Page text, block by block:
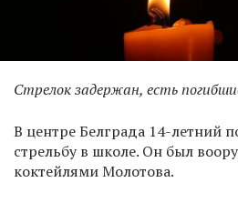
Стрелок задержан, есть
В центре Белграда 14-летний
стрельбу в школе. Он был
коктейлями Молотова.